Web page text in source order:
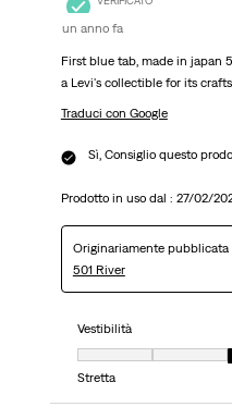
un anno fa
First blue tab, made in japan
a Levi's collectible for its
Traduci con Google
Sì, Consiglio questo
Prodotto in uso dal : 27/02/
Originariamente pubblicata
501 River
Vestibilità
Vestibilità, 3 su 5, dove 1 è
Stretta